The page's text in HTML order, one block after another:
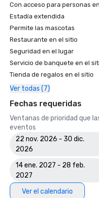
Con acceso para personas
Estadía extendida
Permite las mascotas
Restaurante en el sitio
Seguridad en el lugar
Servicio de banquete en el
Tienda de regalos en el sitio
Ver todas (7)
Fechas requeridas
Ventanas de prioridad que
eventos
22 nov. 2026 - 30 dic.
2026
14 ene. 2027 - 28 feb.
2027
Ver el calendario